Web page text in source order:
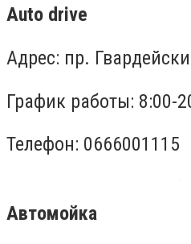
Auto drive
Адрес: пр.
График работы: 8:00-
Телефон: 0666001115
Автомойка